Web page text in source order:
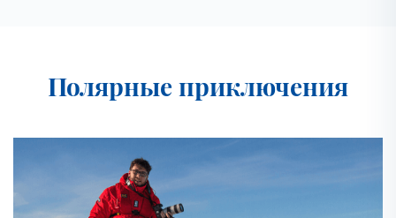
Полярные приключения